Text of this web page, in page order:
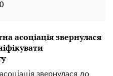
асоціація звернулася
звернулася до